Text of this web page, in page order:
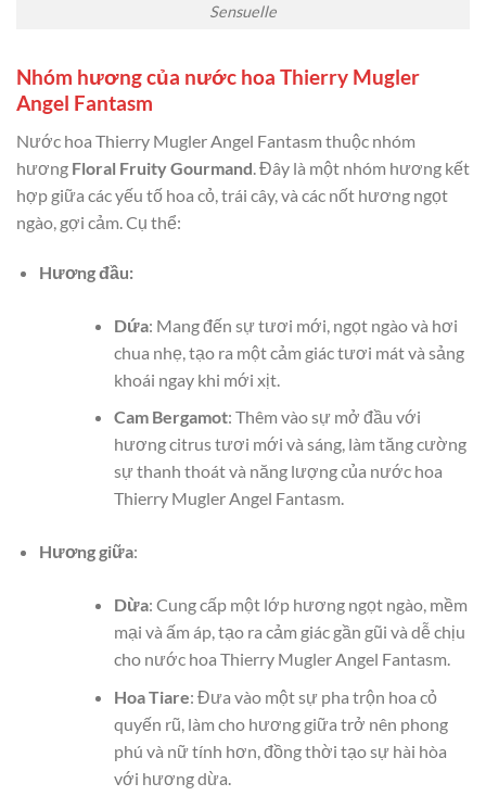
Sensuelle
Nhóm hương của nước hoa Thierry Mugler
Angel Fantasm
Nước hoa Thierry Mugler Angel Fantasm thuộc nhóm
hương Floral Fruity Gourmand. Đây là một nhóm hương kết
hợp giữa các yếu tố hoa cỏ, trái cây, và các nốt hương ngọt
ngào, gợi cảm. Cụ thể:
Hương đầu:
Dứa: Mang đến sự tươi mới, ngọt ngào và hơi
chua nhẹ, tạo ra một cảm giác tươi mát và sảng
khoái ngay khi mới xịt.
Cam Bergamot: Thêm vào sự mở đầu với
hương citrus tươi mới và sáng, làm tăng cường
sự thanh thoát và năng lượng của nước hoa
Thierry Mugler Angel Fantasm.
Hương giữa:
Dừa: Cung cấp một lớp hương ngọt ngào, mềm
mại và ấm áp, tạo ra cảm giác gần gũi và dễ chịu
cho nước hoa Thierry Mugler Angel Fantasm.
Hoa Tiare: Đưa vào một sự pha trộn hoa cỏ
quyến rũ, làm cho hương giữa trở nên phong
phú và nữ tính hơn, đồng thời tạo sự hài hòa
với hương dừa.